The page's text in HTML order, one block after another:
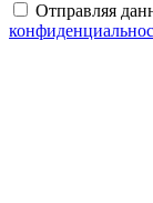
Отправляя